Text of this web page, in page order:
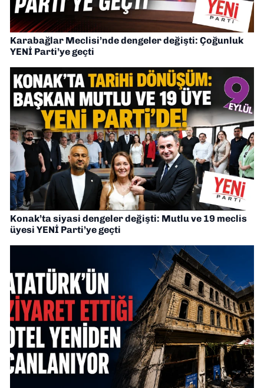
Karabağlar Meclisi’nde dengeler değişti: Çoğunluk
YENİ Parti’ye geçti
Konak’ta siyasi dengeler değişti: Mutlu ve 19 meclis
üyesi YENİ Parti’ye geçti